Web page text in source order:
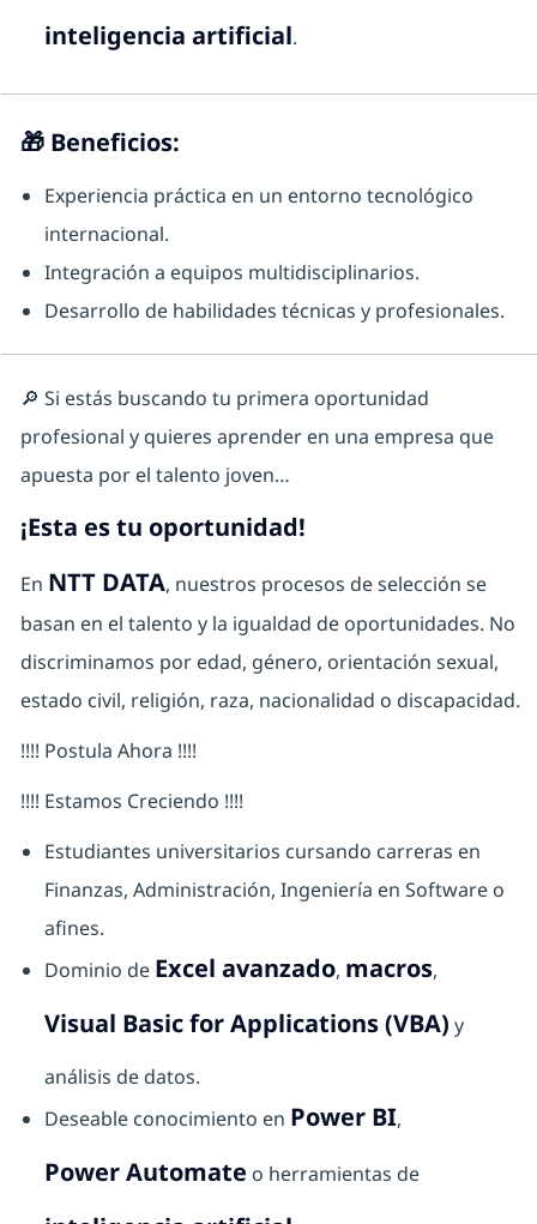
inteligencia artificial.
🎁 Beneficios:
Experiencia práctica en un entorno tecnológico
internacional.
Integración a equipos multidisciplinarios.
Desarrollo de habilidades técnicas y profesionales.
🔎 Si estás buscando tu primera oportunidad
profesional y quieres aprender en una empresa que
apuesta por el talento joven…
¡Esta es tu oportunidad!
En NTT DATA, nuestros procesos de selección se
basan en el talento y la igualdad de oportunidades. No
discriminamos por edad, género, orientación sexual,
estado civil, religión, raza, nacionalidad o discapacidad.
!!!! Postula Ahora !!!!
!!!! Estamos Creciendo !!!!
Estudiantes universitarios cursando carreras en
Finanzas, Administración, Ingeniería en Software o
afines.
Dominio de Excel avanzado, macros,
Visual Basic for Applications (VBA) y
análisis de datos.
Deseable conocimiento en Power BI,
Power Automate o herramientas de